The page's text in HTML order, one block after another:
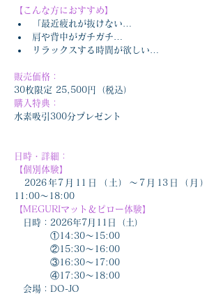
【こんな方におすすめ】
「最近疲れが抜けない…
肩や背中がガチガチ…
リラックスする時間が欲しい…
販売価格：
30枚限定 25,500円（税込）
購入特典：
水素吸引300分プレゼント
日時・詳細：
【個別体験】
2026年7月11日（土）～7月13日（月）
11:00～18:00
【MEGURIマット＆ピロー体験】
日時：2026年7月11日（土）
①14:30～15:00
②15:30～16:00
③16:30～17:00
④17:30～18:00
会場：DO-JO